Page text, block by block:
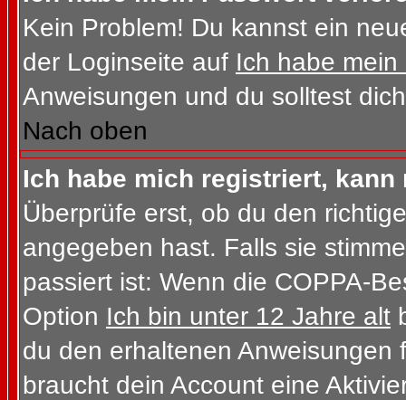
Kein Problem! Du kannst ein
der Loginseite auf Ich habe
Anweisungen und du solltest
Nach oben
Ich habe mich registriert,
Überprüfe erst, ob du den
angegeben hast. Falls sie
passiert ist: Wenn die COPPA-
Option Ich bin unter 12 Jahre alt
du den erhaltenen
braucht dein Account eine